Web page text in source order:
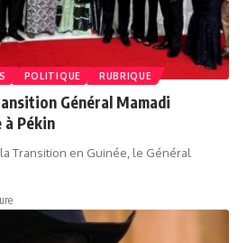
POLITIQUE RUBRIQUE
Général Mamadi
à Pékin
Transition en Guinée, le Général